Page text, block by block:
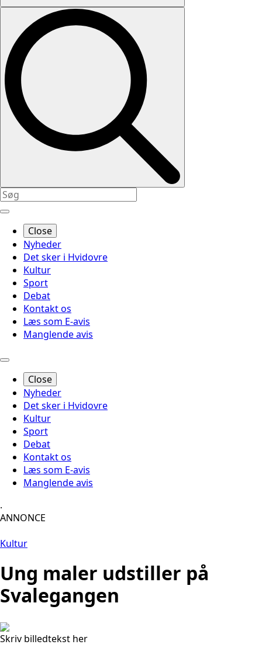
Close
Nyheder
Det sker i Hvidovre
Kultur
Sport
Debat
Kontakt os
Læs som E-avis
Manglende avis
Close
Nyheder
Det sker i Hvidovre
Kultur
Sport
Debat
Kontakt os
Læs som E-avis
Manglende avis
.
ANNONCE
Kultur
Ung maler udstiller på
Svalegangen
Skriv billedtekst her